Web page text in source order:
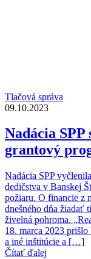
Tlačová správa
09.10.2023
Nadácia
grantový
Nadácia SPP
dedičstva v Banskej
požiaru. O financie z
dnešného dňa žiadať
živelná pohroma.
18. marca 2023
a iné inštitúcie a […]
Čítať ďalej